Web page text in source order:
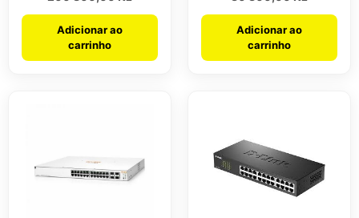
Adicionar ao
carrinho
Adicionar ao
carrinho